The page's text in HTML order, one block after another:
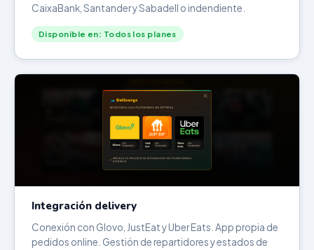
CaixaBank, Santander y Sabadell o indendiente.
Disponible en: Todos los planes
Integración delivery
Conexión con Glovo, JustEat y Uber Eats. App propia de
pedidos online. Gestión de repartidores y estados de